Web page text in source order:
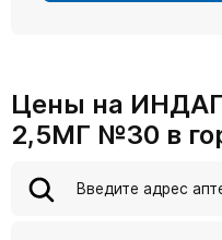
Цены на
2,5МГ №30 в